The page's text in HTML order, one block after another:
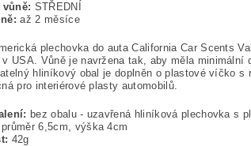
vůně: STŘEDNÍ
až 2 měsíce
plechovka do auta California Car Scents
v USA. Vůně je navržena tak, aby měla
hliníkový obal je doplněn o plastové víčko
pro interiérové plasty automobilů.
bez obalu - uzavřená hliníková plechovka s
průměr 6,5cm, výška 4cm
42g